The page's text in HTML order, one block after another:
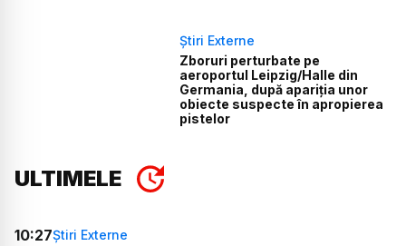
Știri Externe
Zboruri perturbate pe
aeroportul Leipzig/Halle din
Germania, după apariția unor
obiecte suspecte în apropierea
pistelor
ULTIMELE
10:27Știri Externe